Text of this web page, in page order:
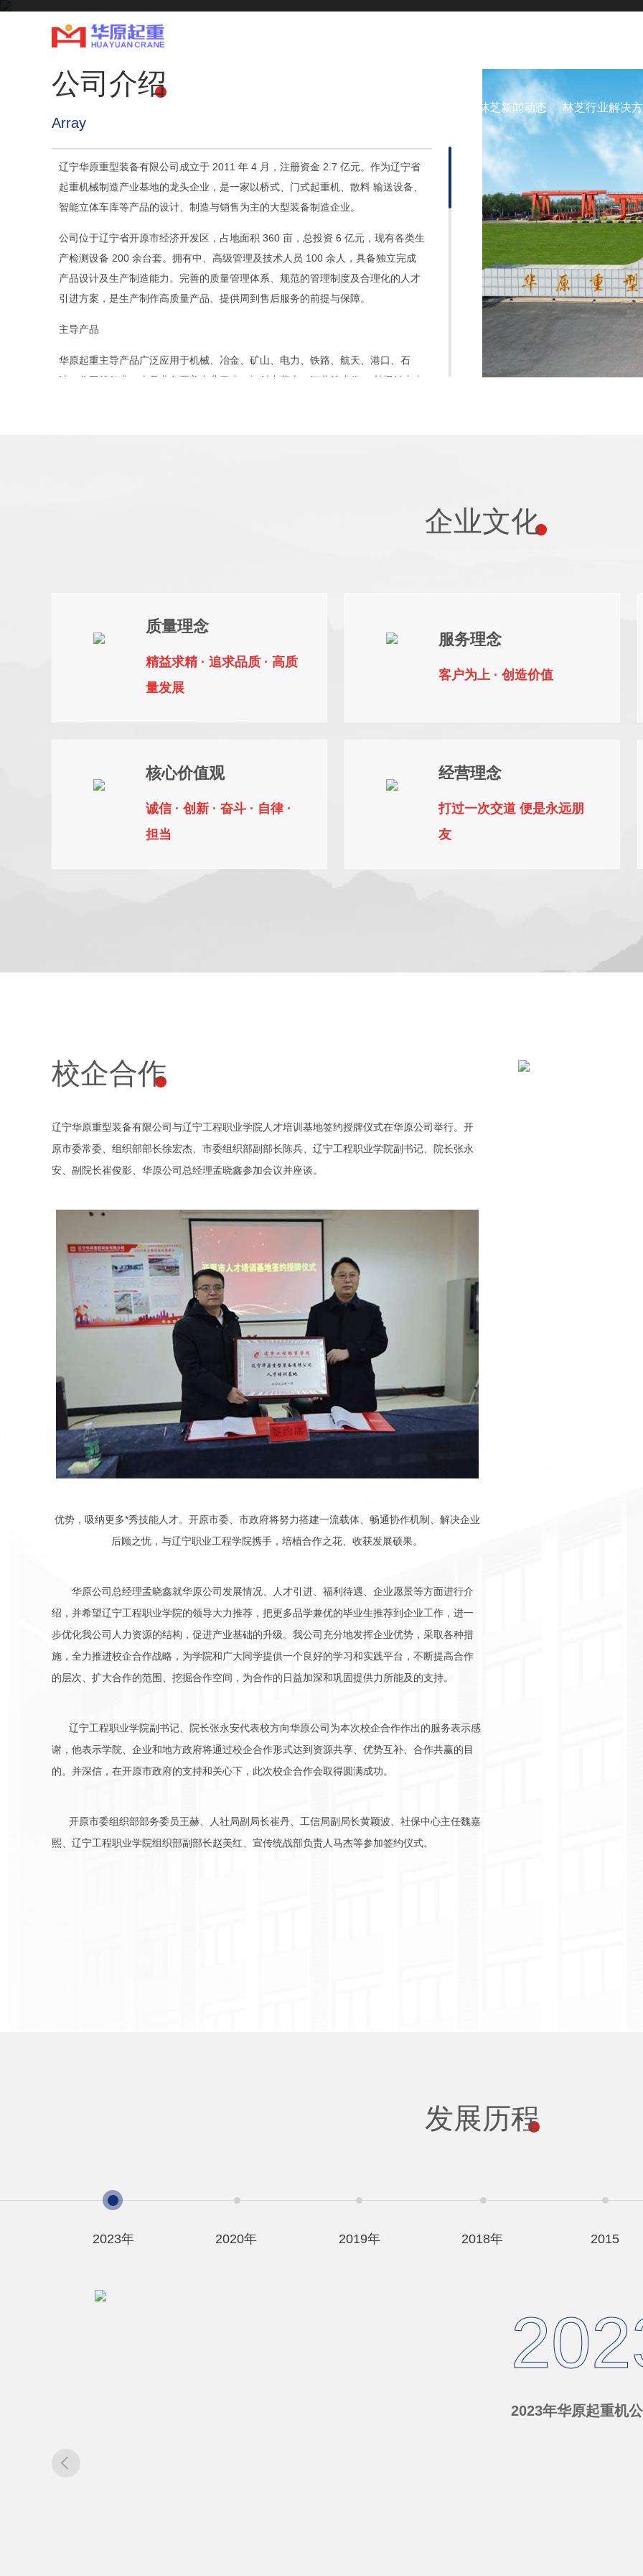
林芝新闻动态 林芝行业解决
辽宁华原重型装备有限公司生产的产品获得国家质量监督验核总局颁发的A级起重机生产制
～2000质量体系认证
公司介绍
Array
辽宁华原重型装备有限公司成立于 2011 年 4 月，注册资金 2.7 亿元。作为辽宁省
起重机械制造产业基地的龙头企业，是一家以桥式、门式起重机、散料 输送设备、
智能立体车库等产品的设计、制造与销售为主的大型装备制造企业。
公司位于辽宁省开原市经济开发区，占地面积 360 亩，总投资 6 亿元，现有各类生
产检测设备 200 余台套。拥有中、高级管理及技术人员 100 余人，具备独立完成
产品设计及生产制造能力。完善的质量管理体系、规范的管理制度及合理化的人才
引进方案，是生产制作高质量产品、提供周到售后服务的前提与保障。
主导产品
华原起重主导产品广泛应用于机械、冶金、矿山、电力、铁路、航天、港口、石
油、化工等行业，产品业务覆盖东北三省，辐射内蒙古、河北等省份， 并远销东南
“四国故都”、“五朝重镇”之称的开原，形成了承东接西、连接南北、内外通达的立体
交通网络，公司充分利用当地优越的区位与便捷的交通条件，建 立了东北地区较大
的起重机配套件超市。与SEW、施耐德、ABB等多家国内外知 名起重配件供应商建
立了合作关系，建立东北地区电机、减速机、车轮、卷筒、联轴器、轨道、滑线等
企业”、“守合同重信用企业”、“爱国拥军模范单位”、“辽宁省职工创新工作室”、“市
经营企业”等 40 多项殊荣。
的市场”的质量方针，遵循“以诚待人，以实待客”的经营理念， 以满足客户需求，为
企业文化
质量理念
精益求精 · 追求品质 · 高质
量发展
服务理念
客户为上 · 创造价值
核心价值观
诚信 · 创新 · 奋斗 · 自律 ·
担当
经营理念
打过一次交道 便是永远朋
友
校企合作
辽宁华原重型装备有限公司与辽宁工程职业学院人才培训基地签约授牌仪式在华原公司举行。开
原市委常委、组织部部长徐宏杰、市委组织部副部长陈兵、辽宁工程职业学院副书记、院长张永
安、副院长崔俊影、华原公司总经理孟晓鑫参加会议并座谈。
优势，吸纳更多*秀技能人才。开原市委、市政府将努力搭建一流载体、畅通协作机制、解决企业
后顾之忧，与辽宁职业工程学院携手，培植合作之花、收获发展硕果。
华原公司总经理孟晓鑫就华原公司发展情况、人才引进、福利待遇、企业愿景等方面进行介
绍，并希望辽宁工程职业学院的领导大力推荐，把更多品学兼优的毕业生推荐到企业工作，进一
步优化我公司人力资源的结构，促进产业基础的升级。我公司充分地发挥企业优势，采取各种措
施，全力推进校企合作战略，为学院和广大同学提供一个良好的学习和实践平台，不断提高合作
的层次、扩大合作的范围、挖掘合作空间，为合作的日益加深和巩固提供力所能及的支持。
辽宁工程职业学院副书记、院长张永安代表校方向华原公司为本次校企合作作出的服务表示感
谢，他表示学院、企业和地方政府将通过校企合作形式达到资源共享、优势互补、合作共赢的目
的。并深信，在开原市政府的支持和关心下，此次校企合作会取得圆满成功。
开原市委组织部部务委员王赫、人社局副局长崔丹、工信局副局长黄颖波、社保中心主任魏嘉
熙、辽宁工程职业学院组织部副部长赵美红、宣传统战部负责人马杰等参加签约仪式。
发展历程
2023年 2020年 2019年 2018年 2015
2023年华原起重机